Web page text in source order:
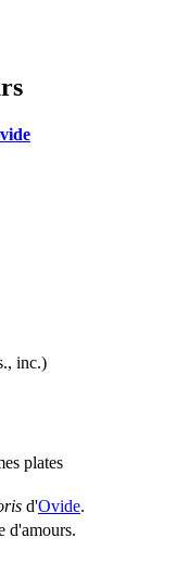
inc.)
plates
d'Ovide.
d'amours.